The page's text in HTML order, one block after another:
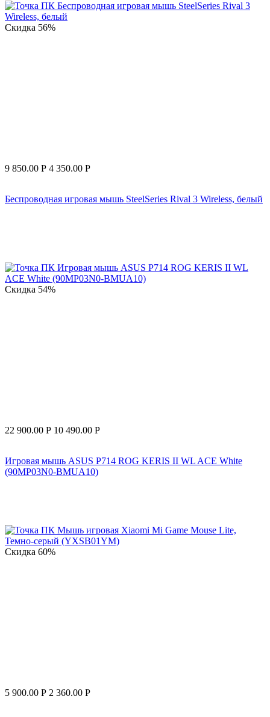
Скидка 56%
9 850.00 Р 4 350.00 Р
Беспроводная игровая мышь SteelSeries Rival 3 Wireless, белый
Скидка 54%
22 900.00 Р 10 490.00 Р
Игровая мышь ASUS P714 ROG KERIS II WL ACE White
(90MP03N0-BMUA10)
Скидка 60%
5 900.00 Р 2 360.00 Р